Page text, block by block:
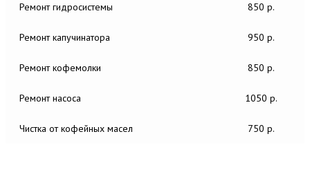
Ремонт гидросистемы 850 р.
Ремонт капучинатора 950 р.
Ремонт кофемолки 850 р.
Ремонт насоса 1050 р.
Чистка от кофейных масел 750 р.